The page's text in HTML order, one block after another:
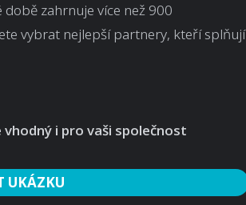
době zahrnuje více než 900
vybrat nejlepší partnery, kteří splňují
i pro vaši společnost
UKÁZKU